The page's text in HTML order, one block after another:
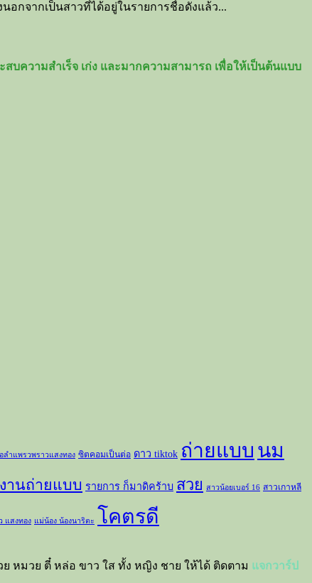
กจากเป็นสาวที่ได้อยู่ในรายการชื่อดังแล้ว...
สบความสำเร็จ เก่ง และมากความสามารถ เพื่อให้เป็นต้นแบบ
ำแพรวพราวแสงทอง ซิตคอมเป็นต่อ ดาว tiktok ถ่ายแบบ นม
านถ่ายแบบ รายการ ก็มาดิคร้าบ สวย สาวน้อยเบอร์ 16 สาวเกาหลี
แสงทอง แม่น้อง น้องนาริตะ โคตรดี
ย หมวย ตี๋ หล่อ ขาว ใส ทั้ง หญิง ชาย ให้ได้ ติดตาม แจกวาร์ป